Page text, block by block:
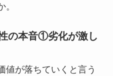
の本音①劣化が激し
値が落ちていくと言う